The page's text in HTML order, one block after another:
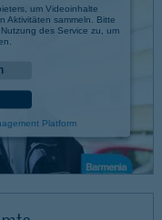
um Videoinhalte
Aktivitäten sammeln. Bitte
des Service zu, um
Platform